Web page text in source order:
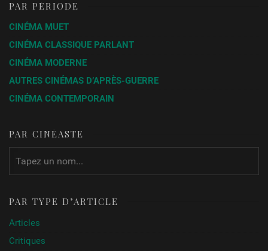
PAR PÉRIODE
CINÉMA MUET
CINÉMA CLASSIQUE PARLANT
CINÉMA MODERNE
AUTRES CINÉMAS D’APRÈS-GUERRE
CINÉMA CONTEMPORAIN
PAR CINÉASTE
PAR TYPE D’ARTICLE
Articles
Critiques